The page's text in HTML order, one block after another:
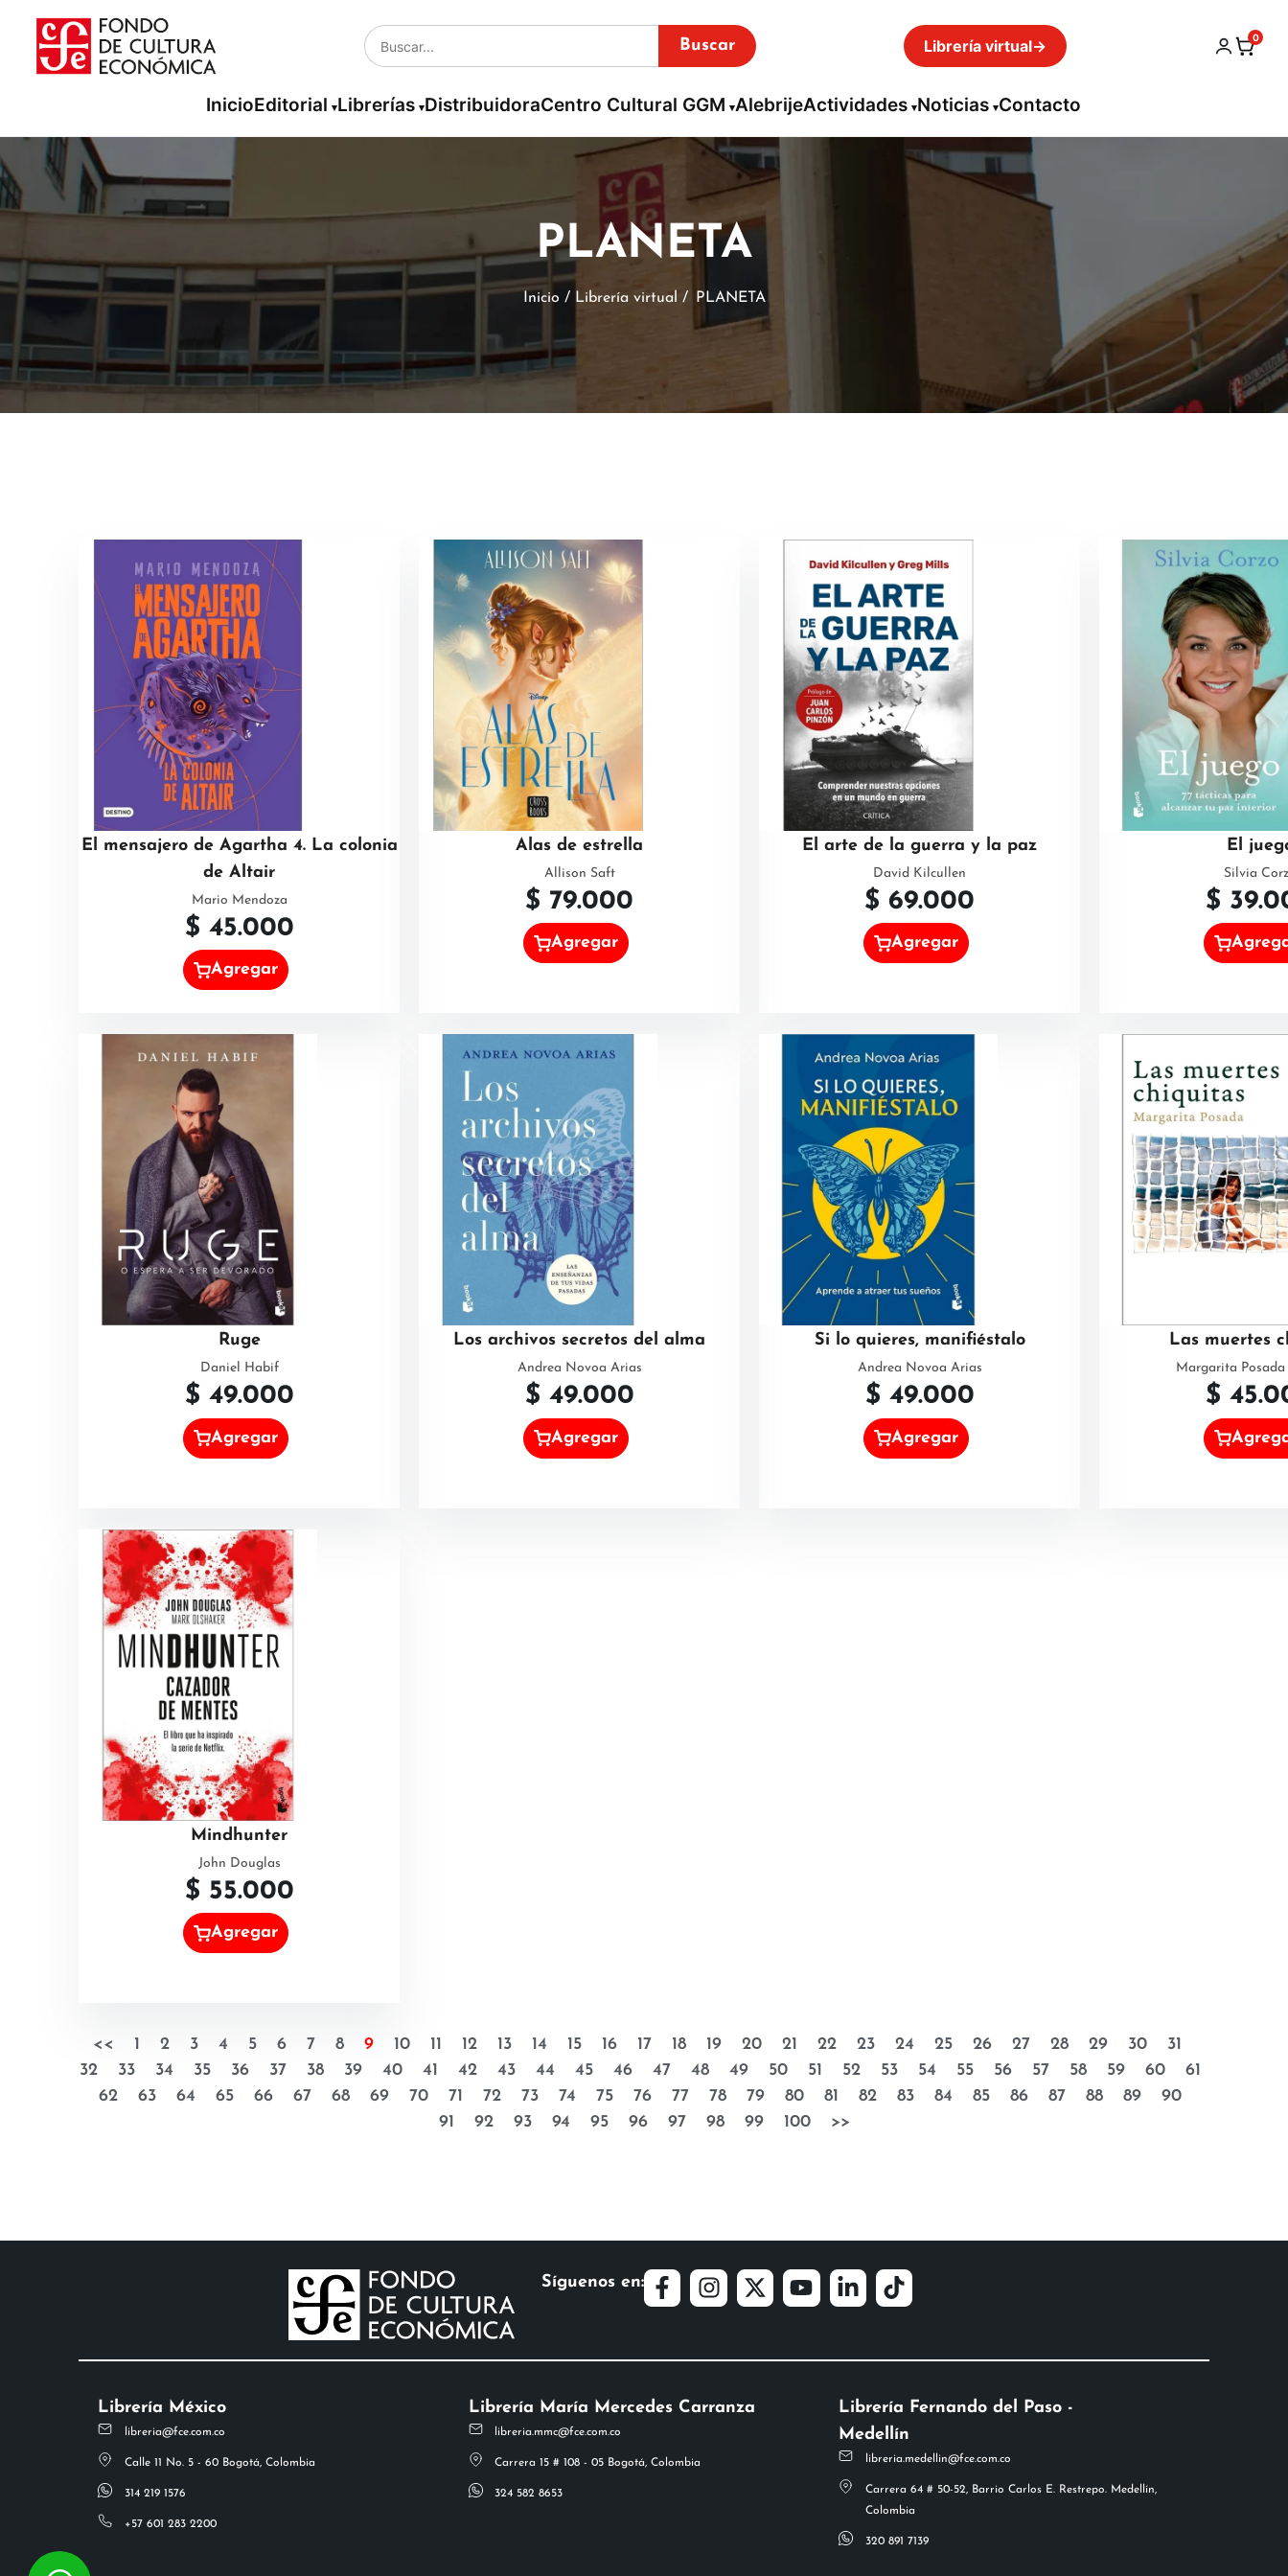
Buscar Librería virtual→ 0
InicioEditorial Librerías DistribuidoraCentro Cultural GGM AlebrijeActividades Noticias Contacto
PLANETA
Inicio / Librería virtual / PLANETA
El mensajero de Agartha 4. La colonia
de Altair
Mario Mendoza
$ 45.000
Agregar
Alas de estrella
Allison Saft
$ 79.000
Agregar
El arte de la guerra y la paz
David Kilcullen
$ 69.000
Agregar
El
Silvia
$
Ruge
Daniel Habif
$ 49.000
Agregar
Los archivos secretos del alma
Andrea Novoa Arias
$ 49.000
Agregar
Si lo quieres, manifiéstalo
Andrea Novoa Arias
$ 49.000
Agregar
Las muertes
Margarita
$
Mindhunter
John Douglas
$ 55.000
Agregar
<< 1 2 3 4 5 6 7 8 9 10 11 12 13 14 15 16 17 18 19 20 21 22 23 24 25 26 27 28 29 30
31
32
33 34 35 36 37 38 39 40 41 42 43 44 45 46 47 48 49 50 51 52 53 54 55 56 57 58 59 60
61
62
63 64 65 66 67 68 69 70 71 72 73 74 75 76 77 78 79 80 81 82 83 84 85 86 87 88 89
90
91
92 93 94 95 96 97 98 99 100 >>
Síguenos en:
Librería México
libreria@fce.com.co
Calle 11 No. 5 - 60 Bogotá, Colombia
314 219 1576
+57 601 283 2200
Librería María Mercedes Carranza
libreria.mmc@fce.com.co
Carrera 15 # 108 - 05 Bogotá, Colombia
324 582 8653
Librería Fernando del Paso -
Medellín
libreria.medellin@fce.com.co
Carrera 64 # 50-52, Barrio Carlos E. Restrepo. Medellín,
Colombia
320 891 7139